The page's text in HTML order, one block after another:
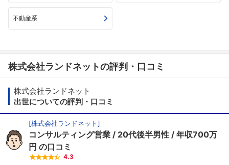
不動産系
株式会社ランドネットの評判・口コミ
株式会社ランドネット
出世についての評判・口コミ
[株式会社ランドネット]
コンサルティング営業 20代後半男性
年収700万
円 の口コミ
4.3